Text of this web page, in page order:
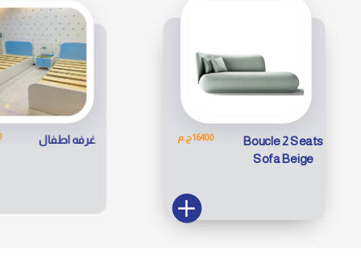
Boucle 2 Seats
Sofa Beige
16400 ج.م غرفه اطفال